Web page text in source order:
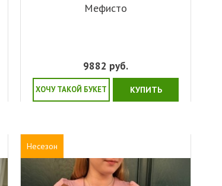
Мефисто
9882 руб.
ХОЧУ ТАКОЙ БУКЕТ КУПИТЬ
Несезон